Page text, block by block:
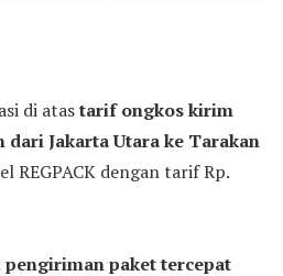
di atastarif ongkos kirim
Jakarta Utara ke Tarakan
REGPACK dengan tarif Rp.
pengiriman paket tercepat